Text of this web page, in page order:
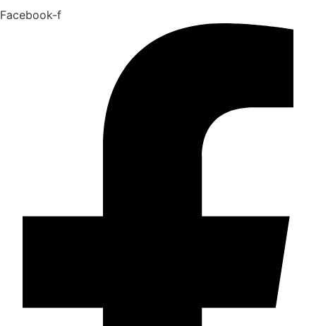
Facebook-f